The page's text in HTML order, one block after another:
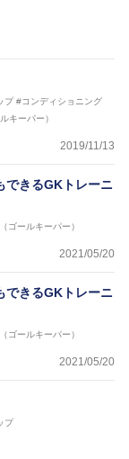
会公認Ｂ級・日本
プ #コンディショニング
キーパー）
2019/11/13
できるGKトレーニ
ゴールキーパー）
2021/05/20
できるGKトレーニ
ゴールキーパー）
2021/05/20
プ